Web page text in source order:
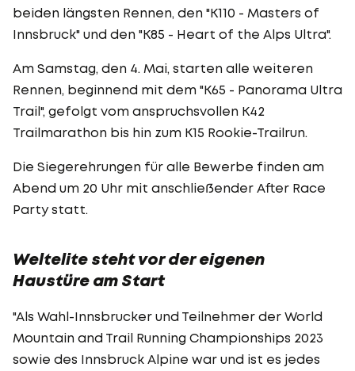
beiden längsten Rennen, den "K110 - Masters of
Innsbruck" und den "K85 - Heart of the Alps Ultra".
Am Samstag, den 4. Mai, starten alle weiteren
Rennen, beginnend mit dem "K65 - Panorama Ultra
Trail", gefolgt vom anspruchsvollen K42
Trailmarathon bis hin zum K15 Rookie-Trailrun.
Die Siegerehrungen für alle Bewerbe finden am
Abend um 20 Uhr mit anschließender After Race
Party statt.
Weltelite steht vor der eigenen
Haustüre am Start
"Als Wahl-Innsbrucker und Teilnehmer der World
Mountain and Trail Running Championships 2023
sowie des Innsbruck Alpine war und ist es jedes